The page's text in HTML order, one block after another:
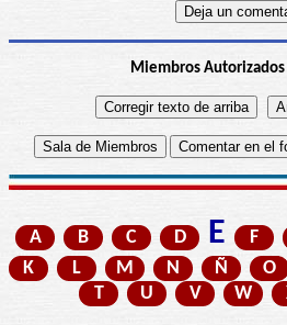
Miembros Autorizados
A B C D E F
K
L M N Ñ O
T
U V W